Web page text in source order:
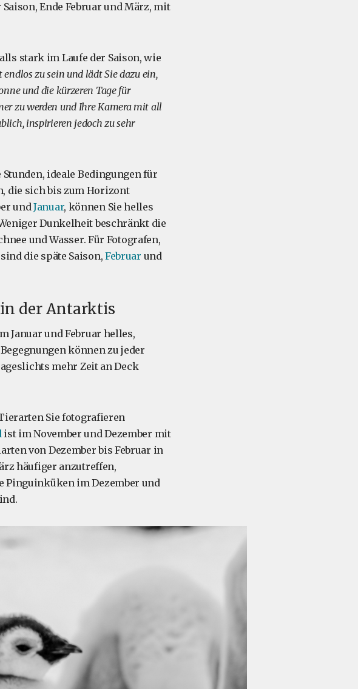
Ende Februar und März, mit
stark im Laufe der Saison, wie
zu sein und lädt Sie dazu ein,
und die kürzeren Tage für
zu werden und Ihre Kamera mit all
inspirieren jedoch zu sehr
ideale Bedingungen für
die sich bis zum Horizont
undJanuar, können Sie helles
Dunkelheit beschränkt die
und Wasser. Für Fotografen,
die späte Saison, Februar und
der Antarktis
Januar und Februar helles,
können zu jeder
mehr Zeit an Deck
Sie fotografieren
ist im November und Dezember mit
von Dezember bis Februar in
häufiger anzutreffen,
Pinguinküken im Dezember und